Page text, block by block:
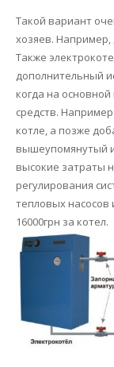
Такой вариант
хозяев.
Также
дополнительный
когда на
средств.
котле, а позже
вышеупомянутый
высокие затраты
регулирования
тепловых насосов
16000грн за котел.